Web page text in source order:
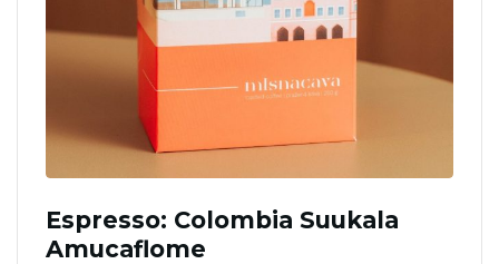
Espresso: Colombia Suukala
Amucaflome